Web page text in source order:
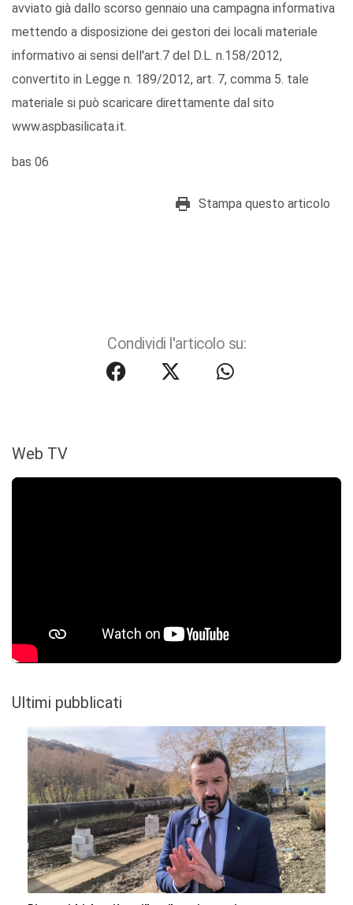
avviato già dallo scorso gennaio una campagna informativa
mettendo a disposizione dei gestori dei locali materiale
informativo ai sensi dell'art.7 del D.L. n.158/2012,
convertito in Legge n. 189/2012, art. 7, comma 5. tale
materiale si può scaricare direttamente dal sito
www.aspbasilicata.it.
bas 06
Stampa questo articolo
Condividi l'articolo su:
Web TV
Ultimi pubblicati